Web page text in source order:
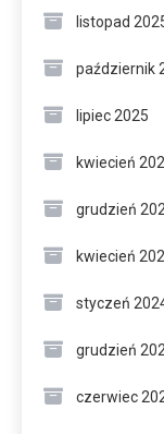
listopad
październik
lipiec 2025
kwiecień
grudzień
kwiecień
styczeń
grudzień
czerwiec